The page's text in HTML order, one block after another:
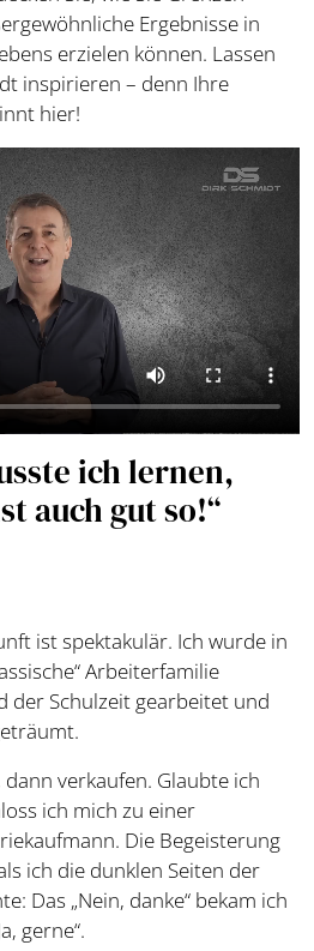
Ergebnisse in
erzielen können. Lassen
inspirieren – denn Ihre
hier!
ich lernen,
auch gut so!“
ist spektakulär. Ich wurde in
Arbeiterfamilie
der Schulzeit gearbeitet und
verkaufen. Glaubte ich
ich mich zu einer
Die Begeisterung
ich die dunklen Seiten der
Das „Nein, danke“ bekam ich
gerne“.